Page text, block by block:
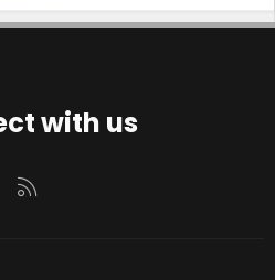
with us